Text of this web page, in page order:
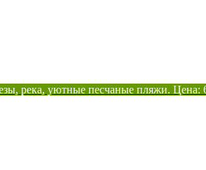
река, уютные песчаные пляжи. Цена: